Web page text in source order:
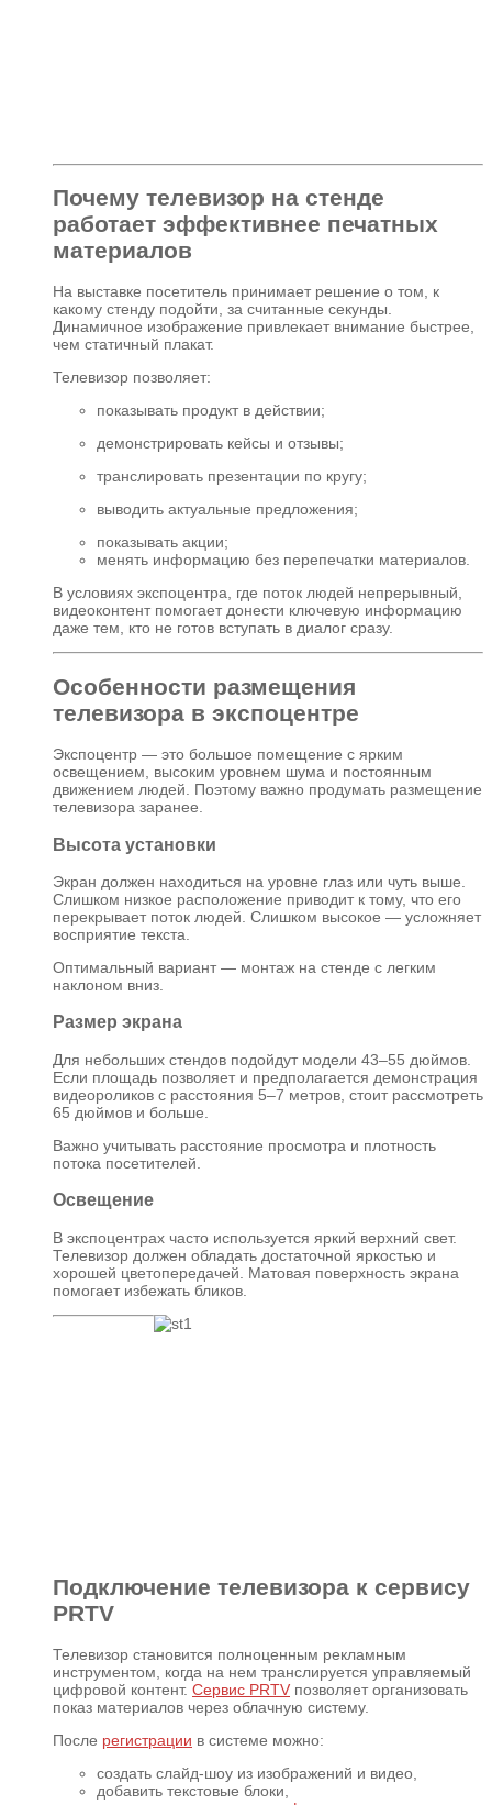
Почему телевизор на стенде
работает эффективнее печатных
материалов
На выставке посетитель принимает решение о том, к
какому стенду подойти, за считанные секунды.
Динамичное изображение привлекает внимание быстрее,
чем статичный плакат.
Телевизор позволяет:
показывать продукт в действии;
демонстрировать кейсы и отзывы;
транслировать презентации по кругу;
выводить актуальные предложения;
показывать акции;
менять информацию без перепечатки материалов.
В условиях экспоцентра, где поток людей непрерывный,
видеоконтент помогает донести ключевую информацию
даже тем, кто не готов вступать в диалог сразу.
Особенности размещения
телевизора в экспоцентре
Экспоцентр — это большое помещение с ярким
освещением, высоким уровнем шума и постоянным
движением людей. Поэтому важно продумать размещение
телевизора заранее.
Высота установки
Экран должен находиться на уровне глаз или чуть выше.
Слишком низкое расположение приводит к тому, что его
перекрывает поток людей. Слишком высокое — усложняет
восприятие текста.
Оптимальный вариант — монтаж на стенде с легким
наклоном вниз.
Размер экрана
Для небольших стендов подойдут модели 43–55 дюймов.
Если площадь позволяет и предполагается демонстрация
видеороликов с расстояния 5–7 метров, стоит рассмотреть
65 дюймов и больше.
Важно учитывать расстояние просмотра и плотность
потока посетителей.
Освещение
В экспоцентрах часто используется яркий верхний свет.
Телевизор должен обладать достаточной яркостью и
хорошей цветопередачей. Матовая поверхность экрана
помогает избежать бликов.
Подключение телевизора к сервису
PRTV
Телевизор становится полноценным рекламным
инструментом, когда на нем транслируется управляемый
цифровой контент. Сервис PRTV позволяет организовать
показ материалов через облачную систему.
После регистрации в системе можно:
создать слайд-шоу из изображений и видео,
добавить текстовые блоки,